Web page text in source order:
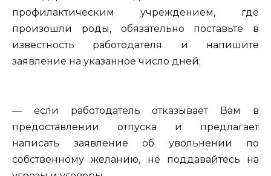
профилактическим учреждением, где
произошли роды, обязательно поставьте в
известность работодателя и напишите
заявление на указанное число дней;
— если работодатель отказывает Вам в
предоставлении отпуска и предлагает
написать заявление об увольнении по
собственному желанию, не поддавайтесь на